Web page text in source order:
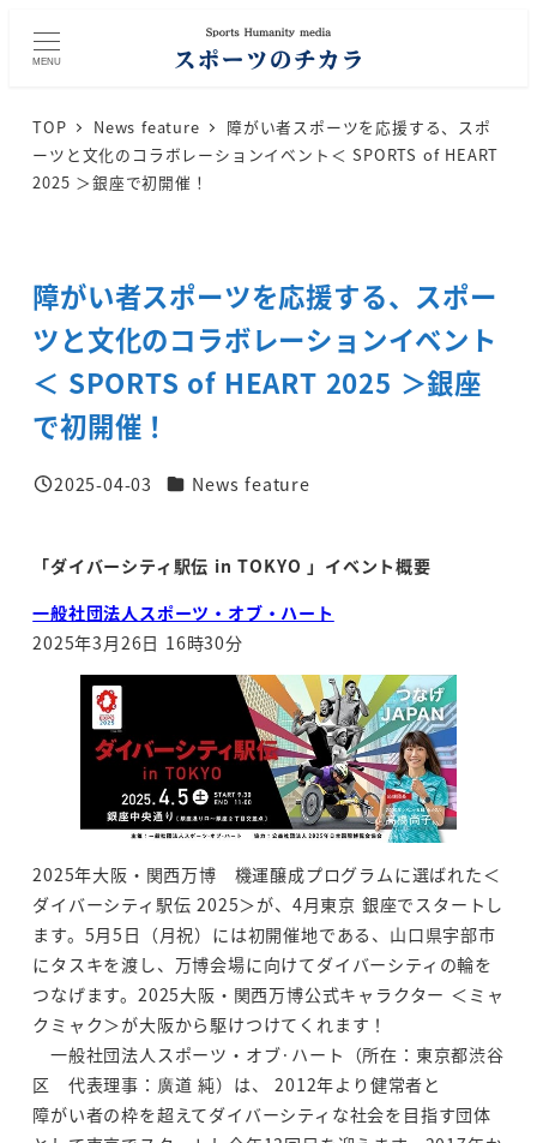
MENU
TOP News feature
障がい者スポーツを応援する、スポ
ーツと文化のコラボレーションイベント＜ SPORTS of HEART
2025 ＞銀座で初開催！
障がい者スポーツを応援する、スポー
ツと文化のコラボレーションイベント
＜ SPORTS of HEART 2025 ＞銀座
で初開催！
投稿日
2025-04-03 カテゴリー
News feature
「ダイバーシティ駅伝 in TOKYO 」イベント概要
一般社団法人スポーツ・オブ・ハート
2025年3月26日 16時30分
2025年大阪・関西万博 機運醸成プログラムに選ばれた＜
ダイバーシティ駅伝 2025＞が、4月東京 銀座で スタートし
ます。5月5日（月祝）には初開催地である、山口県宇部市
にタスキを渡し、万博会場に向けてダイバーシティの輪を
つなげます。2025大阪・関西万博公式キャラクター ＜ミャ
クミャク＞が大阪から駆けつけてくれます！
一般社団法人スポーツ・オブ·ハート（所在：東京都渋谷
区 代表理事：廣道 純）は、 2012年より健常者と
障がい者の枠を超えてダイバーシティな社会を目指す団体